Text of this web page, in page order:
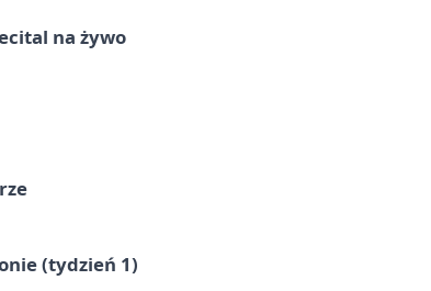
na żywo
(tydzień 1)